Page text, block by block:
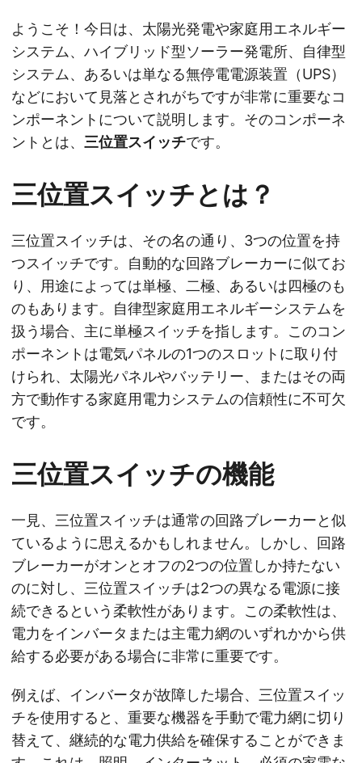
ようこそ！今日は、太陽光発電や家庭用エネルギー
システム、ハイブリッド型ソーラー発電所、自律型
システム、あるいは単なる無停電電源装置（UPS）
などにおいて見落とされがちですが非常に重要なコ
ンポーネントについて説明します。そのコンポーネ
ントとは、 三位置スイッチです。
三位置スイッチとは？
三位置スイッチは、その名の通り、3つの位置を持
つスイッチです。自動的な回路ブレーカーに似てお
り、用途によっては単極、二極、あるいは四極のも
のもあります。自律型家庭用エネルギーシステムを
扱う場合、主に単極スイッチを指します。このコン
ポーネントは電気パネルの1つのスロットに取り付
けられ、太陽光パネルやバッテリー、またはその両
方で動作する家庭用電力システムの信頼性に不可欠
です。
三位置スイッチの機能
一見、三位置スイッチは通常の回路ブレーカーと似
ているように思えるかもしれません。しかし、回路
ブレーカーがオンとオフの2つの位置しか持たない
のに対し、三位置スイッチは2つの異なる電源に接
続できるという柔軟性があります。この柔軟性は、
電力をインバータまたは主電力網のいずれかから供
給する必要がある場合に非常に重要です。
例えば、インバータが故障した場合、三位置スイッ
チを使用すると、重要な機器を手動で電力網に切り
替えて、継続的な電力供給を確保することができま